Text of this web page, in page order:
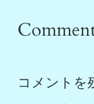
コメントを